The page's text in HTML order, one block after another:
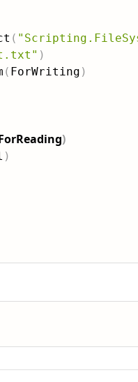
(
)
( ForWriting )
)
)